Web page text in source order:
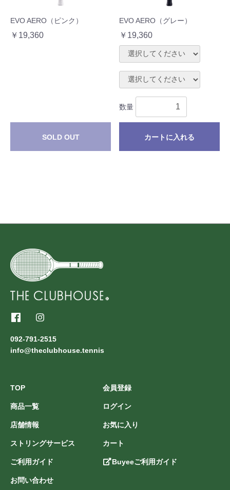
EVO AERO（ピンク）
￥19,360
SOLD OUT
EVO AERO（グレー）
￥19,360
数量
カートに入れる
092-791-2515
info@theclubhouse.tennis
TOP
商品一覧
店舗情報
ストリングサービス
ご利用ガイド
お問い合わせ
会員登録
ログイン
お気に入り
カート
Buyeeご利用ガイド